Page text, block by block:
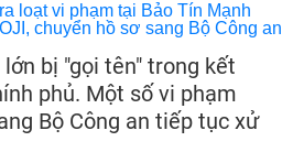
bị "gọi tên" trong kết
phủ. Một số vi phạm
Bộ Công an tiếp tục xử